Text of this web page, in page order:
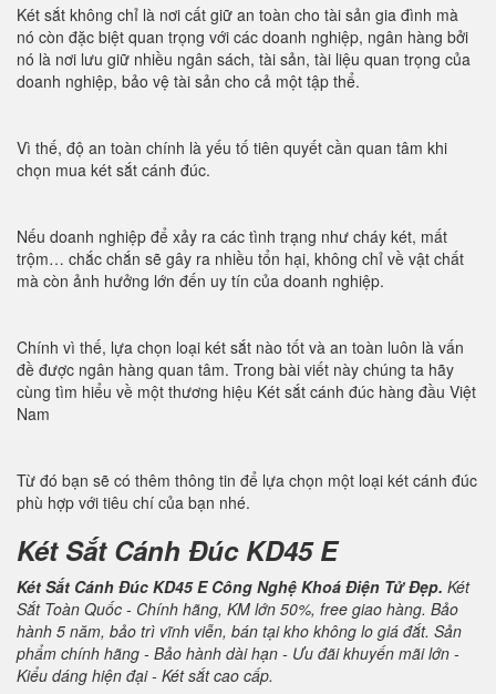
Két sắt không chỉ là nơi cất giữ an toàn cho tài sản gia đình mà
nó còn đặc biệt quan trọng với các doanh nghiệp, ngân hàng bởi
nó là nơi lưu giữ nhiều ngân sách, tài sản, tài liệu quan trọng của
doanh nghiệp, bảo vệ tài sản cho cả một tập thể.
Vì thế, độ an toàn chính là yếu tố tiên quyết cần quan tâm khi
chọn mua két sắt cánh đúc.
Nếu doanh nghiệp để xảy ra các tình trạng như cháy két, mất
trộm… chắc chắn sẽ gây ra nhiều tổn hại, không chỉ về vật chất
mà còn ảnh hưởng lớn đến uy tín của doanh nghiệp.
Chính vì thế, lựa chọn loại két sắt nào tốt và an toàn luôn là vấn
đề được ngân hàng quan tâm. Trong bài viết này chúng ta hãy
cùng tìm hiểu về một thương hiệu Két sắt cánh đúc hàng đầu Việt
Nam
Từ đó bạn sẽ có thêm thông tin để lựa chọn một loại két cánh đúc
phù hợp với tiêu chí của bạn nhé.
Két Sắt Cánh Đúc KD45 E
Két Sắt Cánh Đúc KD45 E Công Nghệ Khoá Điện Tử Đẹp. Két
Sắt Toàn Quốc - Chính hãng, KM lớn 50%, free giao hàng. Bảo
hành 5 năm, bảo trì vĩnh viễn, bán tại kho không lo giá đắt. Sản
phẩm chính hãng - Bảo hành dài hạn - Ưu đãi khuyến mãi lớn -
Kiểu dáng hiện đại - Két sắt cao cấp.